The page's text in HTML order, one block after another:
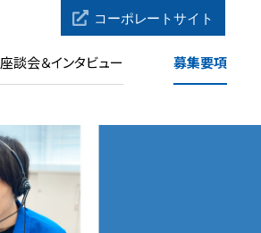
座談会＆インタビュー 募集要項